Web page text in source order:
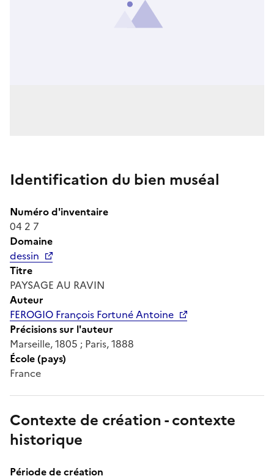
Identification du bien muséal
Numéro d'inventaire
04 2 7
Domaine
dessin
Titre
PAYSAGE AU RAVIN
Auteur
FEROGIO François Fortuné Antoine
Précisions sur l'auteur
Marseille, 1805 ; Paris, 1888
École (pays)
France
Contexte de création - contexte
historique
Période de création